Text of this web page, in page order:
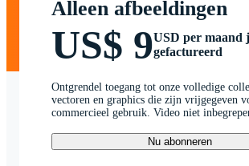
Alleen afbeeldingen
US$ 9USD per maand
gefactureerd
Ontgrendel toegang tot onze volledige
vectoren en graphics die zijn vrijgegeven
commercieel gebruik. Video niet
Nu abonneren